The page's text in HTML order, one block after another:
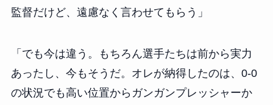
監督だけど、遠慮なく言わせてもらう」
「でも今は違う。もちろん選手たちは前から実力
あったし、今もそうだ。オレが納得したのは、0-0
の状況でも高い位置からガンガンプレッシャーか